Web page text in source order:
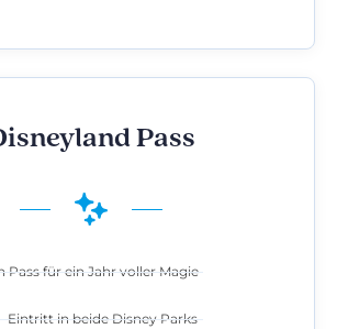
Pass
Pass für ein Jahr voller Magie
Eintritt in beide Disney Parks